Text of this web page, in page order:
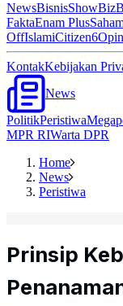
NewsBisnisShowBiz
FaktaEnam Plus
OffIslamiCitizen6
KontakKebijakan
News
PolitikPeristiwa
MPR RIWarta DPR
Home
News
Peristiwa
Prinsip